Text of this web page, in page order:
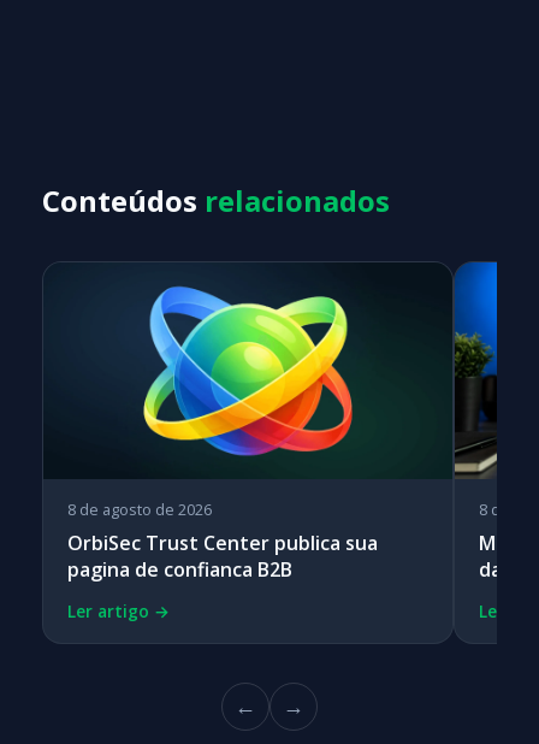
Conteúdos relacionados
8 de agosto de 2026
OrbiSec Trust Center publica sua
pagina de confianca B2B
Ler artigo →
8 de
day e
Ler
← →